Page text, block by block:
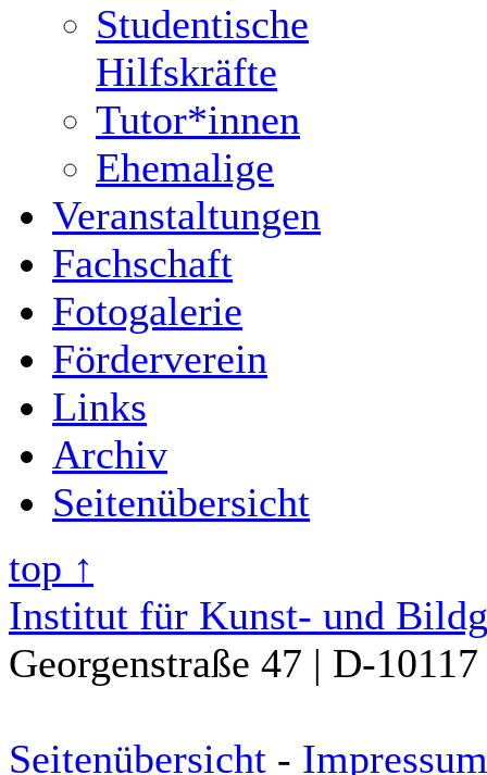
Studentische
Hilfskräfte
Tutor*innen
Ehemalige
Veranstaltungen
Fachschaft
Fotogalerie
Förderverein
Links
Archiv
Seitenübersicht
top ↑
Institut für Kunst- und
Georgenstraße 47 | D-
Seitenübersicht - Impressum